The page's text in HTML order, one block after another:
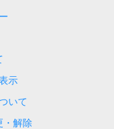
示
いて
・解除